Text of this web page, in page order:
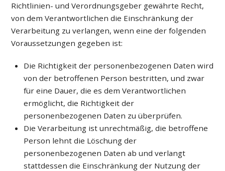
Richtlinien- und Verordnungsgeber gewährte Recht,
von dem Verantwortlichen die Einschränkung der
Verarbeitung zu verlangen, wenn eine der folgenden
Voraussetzungen gegeben ist:
Die Richtigkeit der personenbezogenen Daten wird
von der betroffenen Person bestritten, und zwar
für eine Dauer, die es dem Verantwortlichen
ermöglicht, die Richtigkeit der
personenbezogenen Daten zu überprüfen.
Die Verarbeitung ist unrechtmäßig, die betroffene
Person lehnt die Löschung der
personenbezogenen Daten ab und verlangt
stattdessen die Einschränkung der Nutzung der